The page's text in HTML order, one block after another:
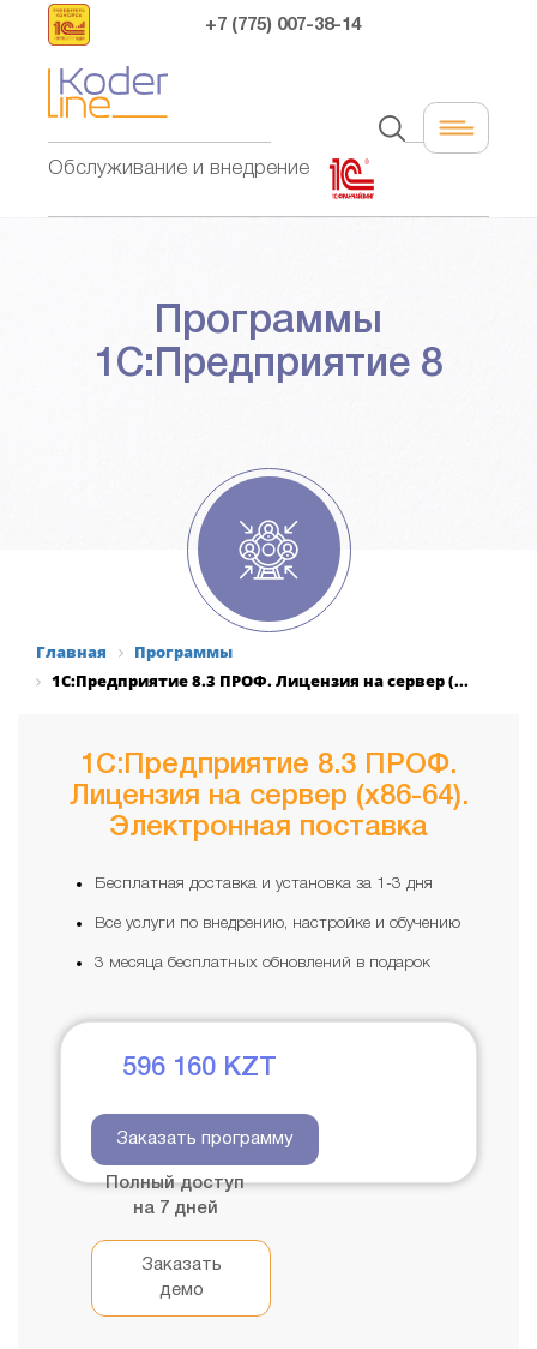
Обслуживание и внедрение
+7 (775) 007-38-14
Программы
1С:Предприятие 8
Главная
Программы
1С:Предприятие 8.3 ПРОФ. Лицензия на сервер (...
1С:Предприятие 8.3 ПРОФ.
Лицензия на сервер (x86-64).
Электронная поставка
Бесплатная доставка и установка за 1-3 дня
Все услуги по внедрению, настройке и обучению
3 месяца бесплатных обновлений в подарок
596 160KZT
Заказать программу
Полный доступ
на 7 дней
Заказать
демо